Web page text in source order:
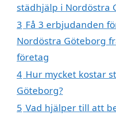
städhjälp i Nordöstra
3 Få 3 erbjudanden
Nordöstra Göteborg
företag
4 Hur mycket kostar
Göteborg?
5 Vad hjälper till att